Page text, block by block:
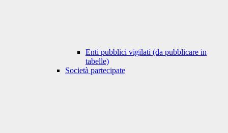
Enti pubblici vigilati (da pubblicare in
tabelle)
Società partecipate